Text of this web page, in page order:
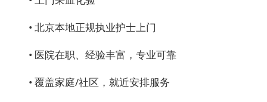
• 北京本地正规执业护士上门
• 医院在职、经验丰富，专业可靠
• 覆盖家庭/社区，就近安排服务